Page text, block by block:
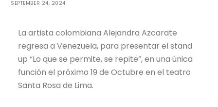
SEPTEMBER 24, 2024
La artista colombiana Alejandra Azcarate
regresa a Venezuela, para presentar el stand
up “Lo que se permite, se repite”, en una única
función el próximo 19 de Octubre en el teatro
Santa Rosa de Lima.